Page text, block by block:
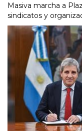
Masiva marcha a
sindicatos y